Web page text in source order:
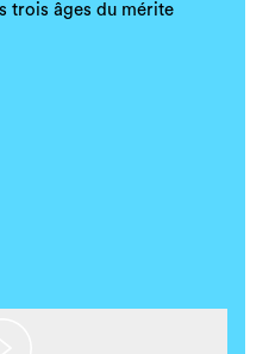
trois âges du mérite